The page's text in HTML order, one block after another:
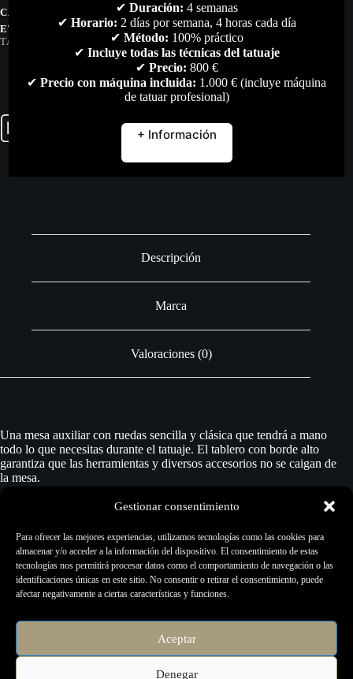
Gestionar consentimiento
Para ofrecer las mejores experiencias, utilizamos tecnologías como las cookies para
almacenar y/o acceder a la información del dispositivo. El consentimiento de estas
tecnologías nos permitirá procesar datos como el comportamiento de navegación o las
identificaciones únicas en este sitio. No consentir o retirar el consentimiento, puede
afectar negativamente a ciertas características y funciones.
Aceptar
Denegar
CATEGORÍAS: MOBILIARIO,TODO
ETIQUETAS: KWADRON,MESA-DE-TRABAJO,TATTOO ,
TATUAJE
WORKING-TABLE
Descripción
Marca
Valoraciones (0)
Una mesa auxiliar con ruedas sencilla y clásica que tendrá a mano
todo lo que necesitas durante el tatuaje. El tablero con borde alto
garantiza que las herramientas y diversos accesorios no se caigan de
la mesa.
La mesa auxiliar se basa en una robusta base de cinco brazos con
ruedas, lo que la hace móvil y fácil de trasladar a cualquier lugar. Su
tamaño compacto lo hace adecuado para pequeños estudios de
tatuaje o salones de belleza.
Dimensiones del tablero: 48 x 35 cm
✔ Duración: 4 semanas
✔ Horario: 2 días por semana, 4 horas cada día
✔ Método: 100% práctico
✔ Incluye todas las técnicas del tatuaje
✔ Precio: 800 €
✔ Precio con máquina incluida: 1.000 € (incluye máquina
de tatuar profesional)
+ Información